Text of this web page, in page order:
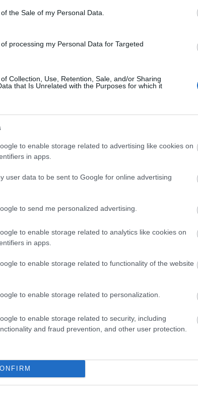
the Sale of my Personal Data.
processing my Personal Data for Targeted
Collection, Use, Retention, Sale, and/or Sharing
that Is Unrelated with the Purposes for which it
to enable storage related to advertising like cookies on
in apps.
user data to be sent to Google for online advertising
to send me personalized advertising.
to enable storage related to analytics like cookies on
in apps.
to enable storage related to functionality of the website
to enable storage related to personalization.
to enable storage related to security, including
and fraud prevention, and other user protection.
)